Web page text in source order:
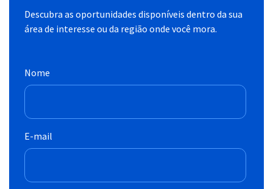
Descubra as oportunidades disponíveis dentro da sua
área de interesse ou da região onde você mora.
Nome
E-mail